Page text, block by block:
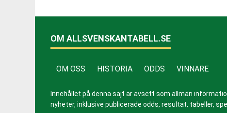
OM ALLSVENSKANTABELL.SE
OM OSS HISTORIA ODDS VINNARE
Innehållet på denna sajt är avsett som allmän
nyheter, inklusive publicerade odds, resultat, tabeller,